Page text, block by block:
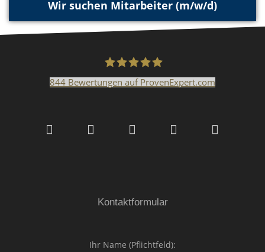
Wir suchen Mitarbeiter (m/w/d)
GmbH & Co.KG
844 Bewertungen auf ProvenExpert.com
Kontaktformular
Ihr Name (Pflichtfeld):